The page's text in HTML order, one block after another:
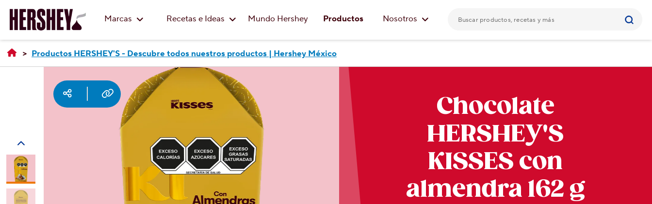
Productos HERSHEY'S - Descubre todos nuestros productos | Hershey México
Marcas Recetas e Ideas Mundo Hershey Productos Nosotros
Chocolate
HERSHEY'S
KISSES con
almendra 162 g
Social mediaCopy URL